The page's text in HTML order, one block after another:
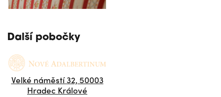
Další pobočky
Velké náměstí 32, 50003
Hradec Králové